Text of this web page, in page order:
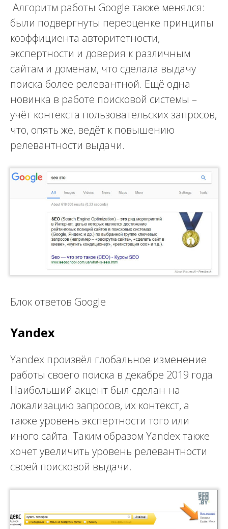
Алгоритм работы Google также менялся:
были подвергнуты переоценке принципы
коэффициента авторитетности,
экспертности и доверия к различным
сайтам и доменам, что сделала выдачу
поиска более релевантной. Ещё одна
новинка в работе поисковой системы –
учёт контекста пользовательских запросов,
что, опять же, ведёт к повышению
релевантности выдачи.
Блок ответов Google
Yandex
Yandex произвёл глобальное изменение
работы своего поиска в декабре 2019 года.
Наибольший акцент был сделан на
локализацию запросов, их контекст, а
также уровень экспертности того или
иного сайта. Таким образом Yandex также
хочет увеличить уровень релевантности
своей поисковой выдачи.